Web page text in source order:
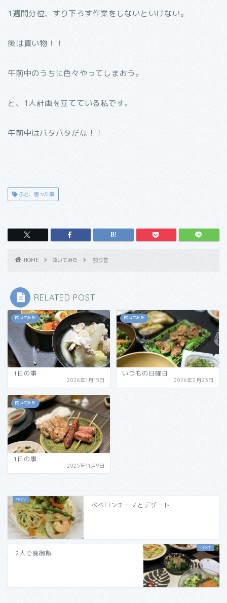
1週間分位、すり下ろす作業をしないといけない。
後は買い物！！
午前中のうちに色々やってしまおう。
と、1人計画を立てている私です。
午前中はバタバタだな！！
ふと、思った事
HOME 呟いてみた 独り言
RELATED POST
呟いてみた
1日の事
2026年1月15日
呟いてみた
いつもの日曜日
2026年2月23日
呟いてみた
1日の事
2025年11月9日
ペペロンチーノとデザート
2人で晩御飯